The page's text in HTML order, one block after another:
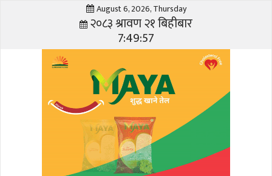
August 6, 2026, Thursday
२०८३ श्रावण २१ बिहीबार
7:49:57